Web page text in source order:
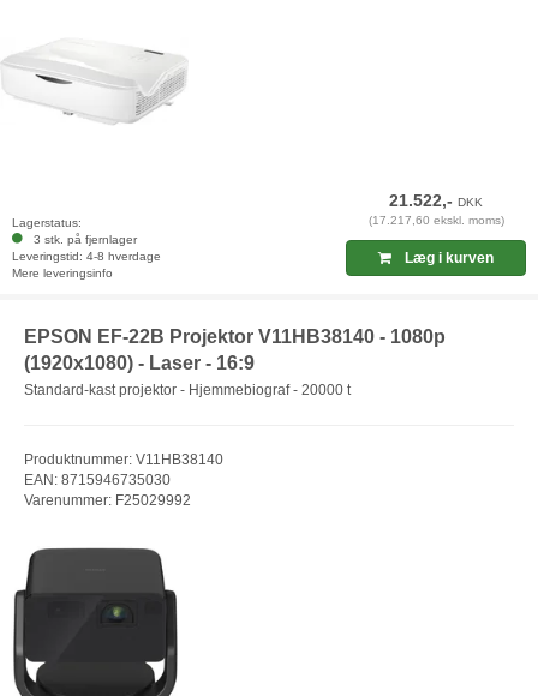
Lagerstatus:
3 stk. på fjernlager
Leveringstid: 4-8 hverdage
Mere leveringsinfo
21.522,-DKK
(17.217,60 ekskl. moms)
Læg i kurven
EPSON EF-22B Projektor V11HB38140 - 1080p
(1920x1080) - Laser - 16:9
Standard-kast projektor - Hjemmebiograf - 20000 t
Produktnummer: V11HB38140
EAN: 8715946735030
Varenummer: F25029992